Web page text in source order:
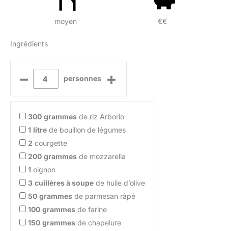
moyen €€
Ingrédients
– personnes +
300 grammes de riz Arborio
1 litre de bouillon de légumes
2 courgette
200 grammes de mozzarella
1 oignon
3 cuillères à soupe de huile d’olive
50 grammes de parmesan râpé
100 grammes de farine
150 grammes de chapelure